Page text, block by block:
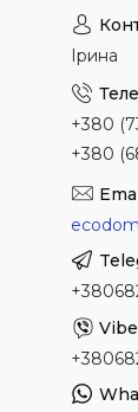
Ірина
+380
+380